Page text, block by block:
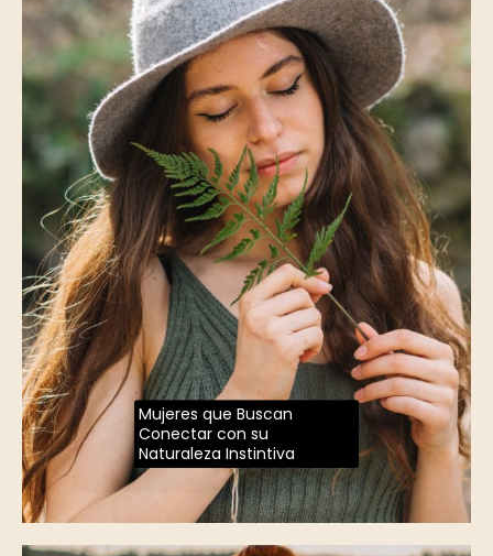
Mujeres que Buscan
Conectar con su
Naturaleza Instintiva